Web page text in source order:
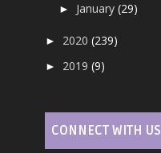
► January(29)
► 2020(239)
► 2019(9)
CONNECT WITH US